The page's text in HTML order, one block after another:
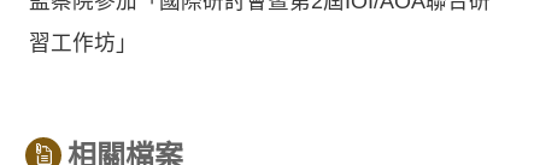
習工作坊」
相關檔案